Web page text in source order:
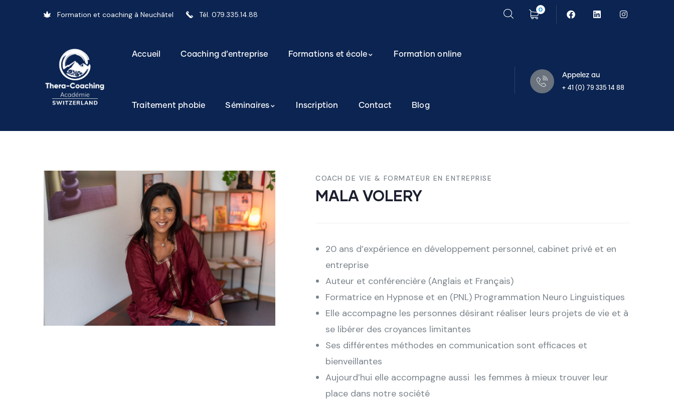
Formation et coaching à Neuchâtel Tél. 079.335.14.88
0
Accueil Coaching d’entreprise Formations et école Formation online
Traitement phobie Séminaires Inscription Contact Blog
Appelez au
+ 41 (0) 79 335 14 88
COACH DE VIE & FORMATEUR EN ENTREPRISE
MALA VOLERY
20 ans d’expérience en développement personnel, cabinet privé et en
entreprise
Auteur et conférencière (Anglais et Français)
Formatrice en Hypnose et en (PNL) Programmation Neuro Linguistiques
Elle accompagne les personnes désirant réaliser leurs projets de vie et à
se libérer des croyances limitantes
Ses différentes méthodes en communication sont efficaces et
bienveillantes
Aujourd’hui elle accompagne aussi les femmes à mieux trouver leur
place dans notre société